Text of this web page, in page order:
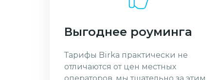
Выгоднее роуминга
Тарифы Birka практически не
отличаются от цен местных